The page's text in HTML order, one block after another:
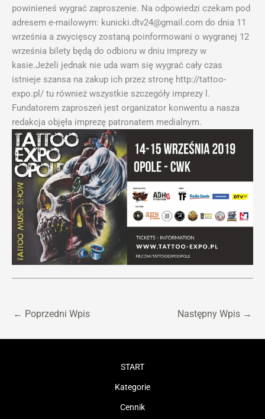
powinieneś wygrać zaproszenie. Na odpowiedzi czekam pod
adresem e-mailowym: kunicki.dtv24@gmail.com do dnia 11
września a zwycięscy zostaną poinformowani o wygranej 12
września bilety będą do odbioru w dniu imprezy w
kasie.Jeżeli jednak nie uda wam się wygrać cały czas
istnieje szansa na zakup ich przez stronę http://tattoo-
expo.pl/ tu również wszystkie szczegóły imprezy l.
Fundatorem zaproszeń jest organizator konwentu a nasza
redakcja objęła imprezę patronatem medialnym.
← Poprzedni Wpis Następny Wpis →
START
Kategorie
Cennik